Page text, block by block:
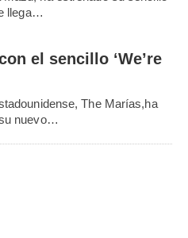
llega…
el sencillo ‘We’re
The Marías,ha
nuevo…